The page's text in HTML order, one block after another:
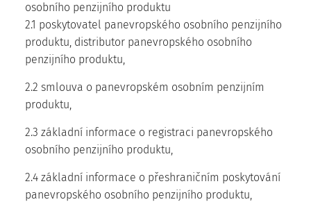
osobního penzijního produktu
2.1 poskytovatel panevropského osobního penzijního
produktu, distributor panevropského osobního
penzijního produktu,
2.2 smlouva o panevropském osobním penzijním
produktu,
2.3 základní informace o registraci panevropského
osobního penzijního produktu,
2.4 základní informace o přeshraničním poskytování
panevropského osobního penzijního produktu,